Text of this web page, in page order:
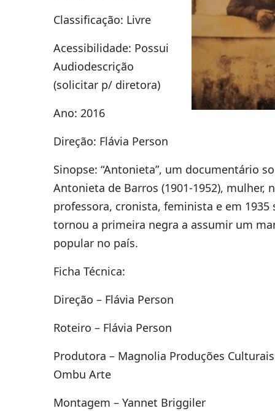
Classificação: Livre
Acessibilidade: Possui
Audiodescrição
(solicitar p/ diretora)
Ano: 2016
Direção: Flávia Person
Sinopse: “Antonieta”, um documentário
Antonieta de Barros (1901-1952), mulher,
professora, cronista, feminista e em 1935
tornou a primeira negra a assumir um
popular no país.
Ficha Técnica:
Direção – Flávia Person
Roteiro – Flávia Person
Produtora – Magnolia Produções
Ombu Arte
Montagem – Yannet Briggiler